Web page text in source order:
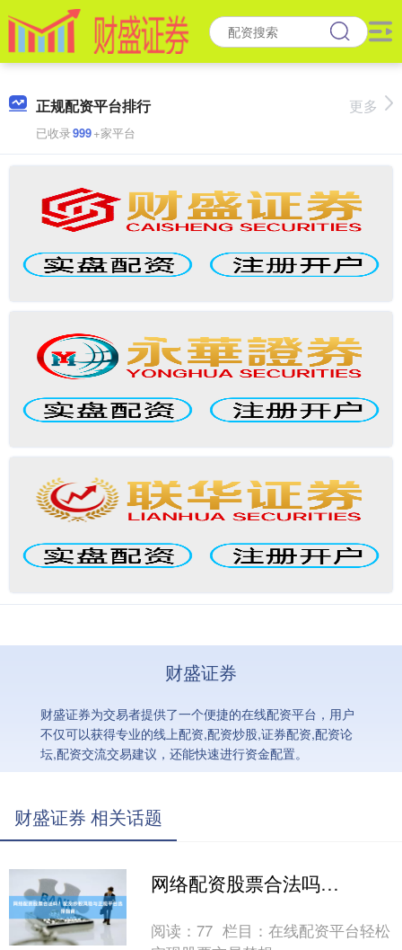
正规配资平台排行
已收录999+家平台
更多
财盛证券
财盛证券为交易者提供了一个便捷的在线配资平台，用户
不仅可以获得专业的线上配资,配资炒股,证券配资,配资论
坛,配资交流交易建议，还能快速进行资金配置。
财盛证券 相关话题
网络配资股票合法吗？配资炒股风险与正规平台选择指南
阅读：77 栏目：在线配资平台轻松